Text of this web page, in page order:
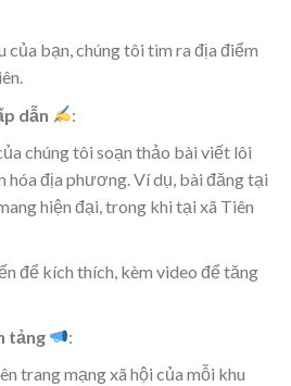
bạn, chúng tôi tìm ra địa điểm
dẫn
:
chúng tôi soạn thảo bài viết lôi
hóa địa phương. Ví dụ, bài đăng tại
hiện đại, trong khi tại xã Tiên
để kích thích, kèm video để tăng
tảng
:
trang mạng xã hội của mỗi khu